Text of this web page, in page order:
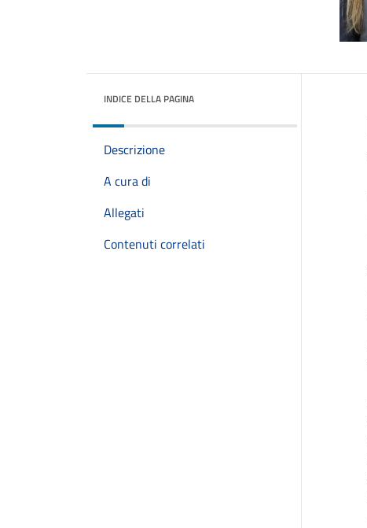
INDICE DELLA PAGINA
Descrizione
A cura di
Allegati
Contenuti correlati